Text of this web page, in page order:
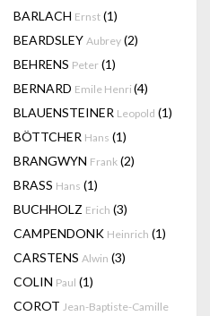
BARLACH Ernst (1)
BEARDSLEY Aubrey (2)
BEHRENS Peter (1)
BERNARD Emile Henri (4)
BLAUENSTEINER Leopold (1)
BÖTTCHER Hans (1)
BRANGWYN Frank (2)
BRASS Hans (1)
BUCHHOLZ Erich (3)
CAMPENDONK Heinrich (1)
CARSTENS Alwin (3)
COLIN Paul (1)
COROT Jean-Baptiste-Camille